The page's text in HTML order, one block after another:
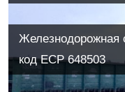
Железнодорожная
код ЕСР 648503